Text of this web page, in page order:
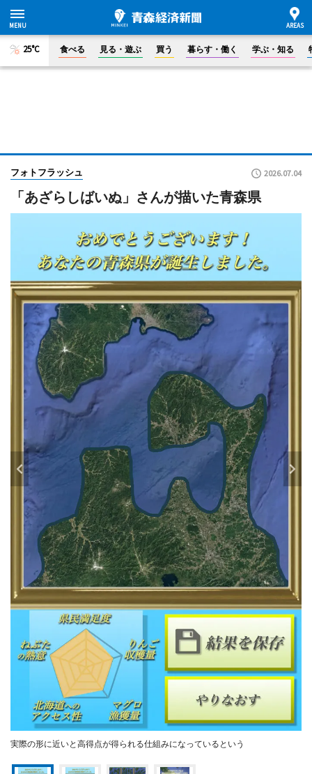
25°C 食べる 見る・遊ぶ 買う 暮らす・働く 学ぶ・知る
フォトフラッシュ 2026.07.04
「あざらしばいぬ」さんが描いた青森県
実際の形に近いと高得点が得られる仕組みになっているという